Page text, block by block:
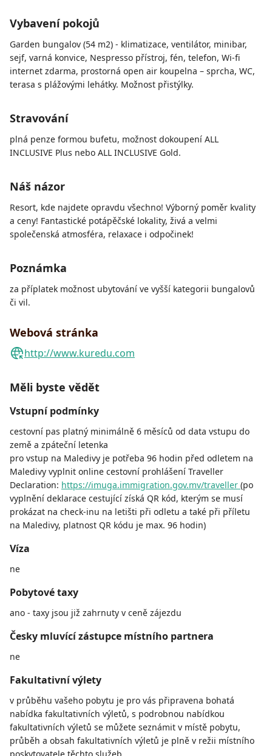
Vybavení pokojů
Garden bungalov (54 m2) - klimatizace, ventilátor, minibar,
sejf, varná konvice, Nespresso přístroj, fén, telefon, Wi-fi
internet zdarma, prostorná open air koupelna – sprcha, WC,
terasa s plážovými lehátky. Možnost přistýlky.
Stravování
plná penze formou bufetu, možnost dokoupení ALL
INCLUSIVE Plus nebo ALL INCLUSIVE Gold.
Náš názor
Resort, kde najdete opravdu všechno! Výborný poměr kvality
a ceny! Fantastické potápěčské lokality, živá a velmi
společenská atmosféra, relaxace i odpočinek!
Poznámka
za příplatek možnost ubytování ve vyšší kategorii bungalovů
či vil.
Webová stránka
http://www.kuredu.com
Měli byste vědět
Vstupní podmínky
cestovní pas platný minimálně 6 měsíců od data vstupu do
země a zpáteční letenka
pro vstup na Maledivy je potřeba 96 hodin před odletem na
Maledivy vyplnit online cestovní prohlášení Traveller
Declaration: https://imuga.immigration.gov.mv/traveller (po
vyplnění deklarace cestující získá QR kód, kterým se musí
prokázat na check-inu na letišti při odletu a také při příletu
na Maledivy, platnost QR kódu je max. 96 hodin)
Víza
ne
Pobytové taxy
ano - taxy jsou již zahrnuty v ceně zájezdu
Česky mluvící zástupce místního partnera
ne
Fakultativní výlety
v průběhu vašeho pobytu je pro vás připravena bohatá
nabídka fakultativních výletů, s podrobnou nabídkou
fakultativních výletů se můžete seznámit v místě pobytu,
průběh a obsah fakultativních výletů je plně v režii místního